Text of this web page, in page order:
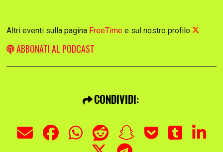
Altri eventi sulla pagina FreeTime e sul nostro profilo
ABBONATI AL PODCAST
CONDIVIDI: